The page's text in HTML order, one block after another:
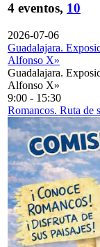
4 eventos, 10
2026-07-06
Guadalajara.
Alfonso X»
Guadalajara.
Alfonso X»
9:00 - 15:30
Romancos. Ruta de